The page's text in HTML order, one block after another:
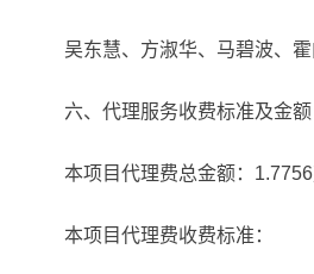
吴东慧、方淑华、马碧波、
六、代理服务收费标准及金额
本项目代理费总金额：1.7756
本项目代理费收费标准：